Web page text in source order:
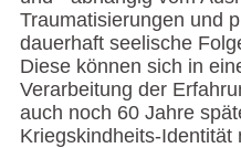
Traumatisierungen und
dauerhaft seelische
Diese können sich in
Verarbeitung der
auch noch 60 Jahre
Kriegskindheits-Identität